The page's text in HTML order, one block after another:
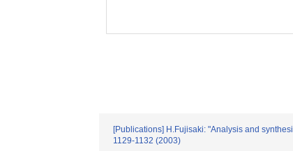
[Publications] H.Fujisaki: "Analysis and
1129-1132 (2003)